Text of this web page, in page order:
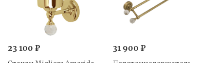
23 100 ₽ 31 900 ₽